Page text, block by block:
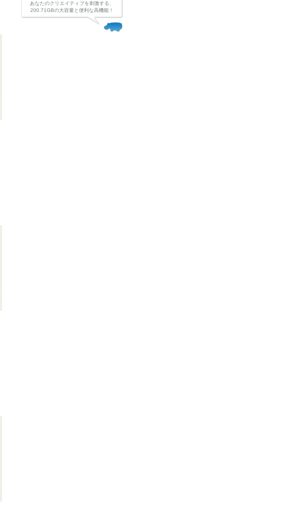
あなたのクリエイティブを刺激する、
200.71GBの大容量と便利な高機能！